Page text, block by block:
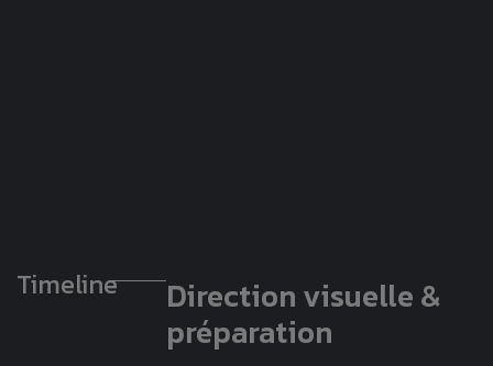
Timeline Direction visuelle &
préparation